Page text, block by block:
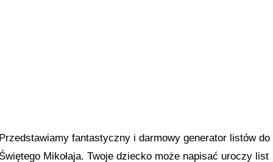
fantastyczny i darmowy generator listów do
Mikołaja. Twoje dziecko może napisać uroczy list